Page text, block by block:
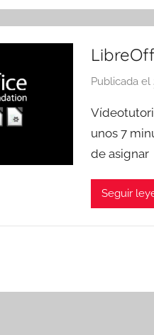
Publicada el
unos 7
de asignar
Seguir